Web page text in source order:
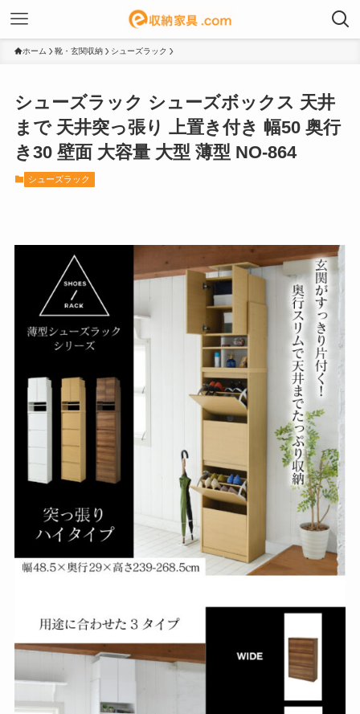
ホーム 靴・玄関収納 シューズラック
シューズラック シューズボックス 天井
まで 天井突っ張り 上置き付き 幅50 奥行
き30 壁面 大容量 大型 薄型 NO-864
シューズラック